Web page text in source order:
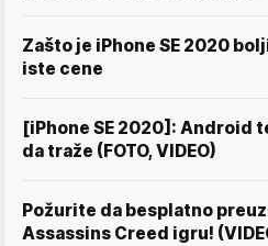
Zašto je iPhone SE 2020
iste cene
[iPhone SE 2020]: Android
da traže (FOTO, VIDEO)
Požurite da besplatno
Assassins Creed igru!